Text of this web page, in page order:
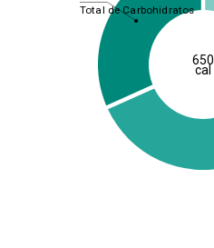
Total de Carbohidratos
650
cal